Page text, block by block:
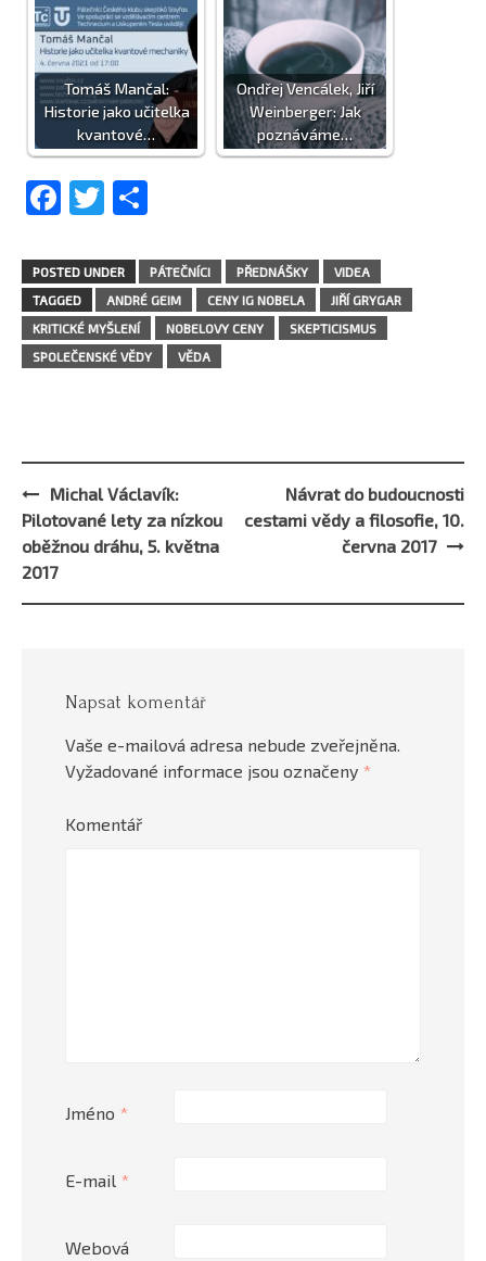
Tomáš Mančal:
Historie jako učitelka
kvantové…
Ondřej Vencálek, Jiří
Weinberger: Jak
poznáváme…
Facebook
Twitter
POSTED UNDER PÁTEČNÍCI PŘEDNÁŠKY
VIDEA
TAGGED
ANDRÉ GEIM CENY IG NOBELA
JIŘÍ GRYGAR
KRITICKÉ MYŠLENÍ
NOBELOVY CENY
SKEPTICISMUS
SPOLEČENSKÉ VĚDY
VĚDA
Post
navigation
Michal Václavík:
Pilotované lety za nízkou
oběžnou dráhu, 5. května
2017
Návrat do budoucnosti
cestami vědy a filosofie, 10.
června 2017
Napsat komentář
Vaše e-mailová adresa nebude zveřejněna.
Vyžadované informace jsou označeny *
Komentář
Jméno *
E-mail *
Webová